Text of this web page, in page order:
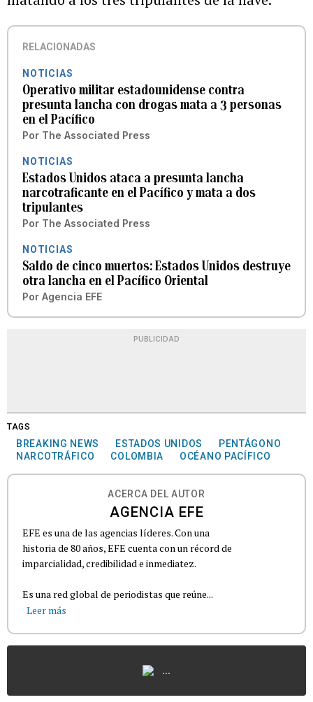
RELACIONADAS
NOTICIAS
Operativo militar estadounidense contra
presunta lancha con drogas mata a 3 personas
en el Pacífico
Por The Associated Press
NOTICIAS
Estados Unidos ataca a presunta lancha
narcotraficante en el Pacífico y mata a dos
tripulantes
Por The Associated Press
NOTICIAS
Saldo de cinco muertos: Estados Unidos destruye
otra lancha en el Pacífico Oriental
Por Agencia EFE
PUBLICIDAD
TAGS
BREAKING NEWS ESTADOS UNIDOS
PENTÁGONO
NARCOTRÁFICO
COLOMBIA OCÉANO PACÍFICO
ACERCA DEL AUTOR
AGENCIA EFE
EFE es una de las agencias líderes. Con una
historia de 80 años, EFE cuenta con un récord de
imparcialidad, credibilidad e inmediatez.
Es una red global de periodistas que reúne...
Leer más
...